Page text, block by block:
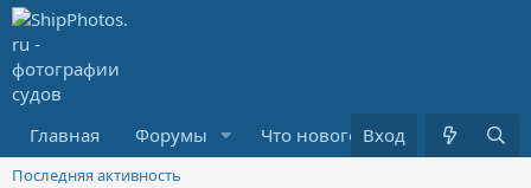
Главная Форумы Что нового? Медиа
Вход
Последняя активность